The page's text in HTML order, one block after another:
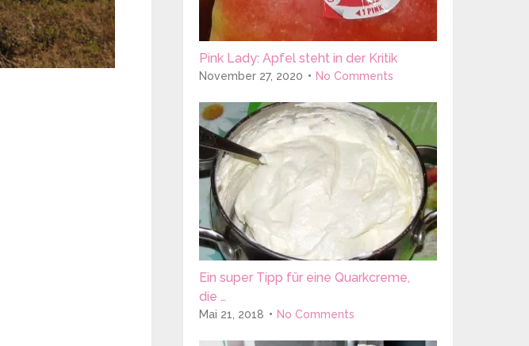
Pink Lady: Apfel steht in der Kritik
November 27, 2020 No Comments
Ein super Tipp für eine Quarkcreme,
die …
Mai 21, 2018 No Comments